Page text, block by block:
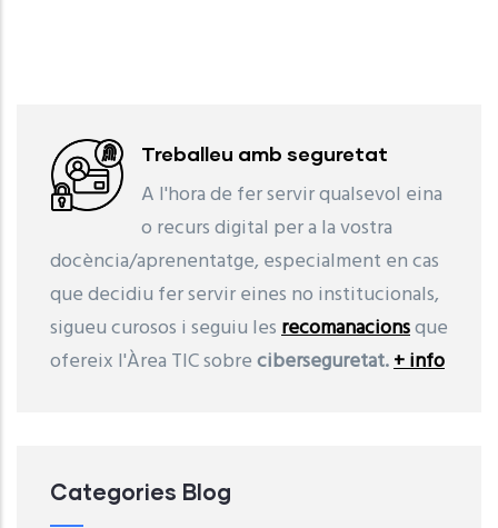
Treballeu amb seguretat
A l'hora de fer servir qualsevol eina
o recurs digital per a la vostra
docència/aprenentatge, especialment en cas
que decidiu fer servir eines no institucionals,
sigueu curosos i seguiu lesrecomanacionsque
ofereix l'Àrea TIC sobreciberseguretat.+ info
Categories Blog